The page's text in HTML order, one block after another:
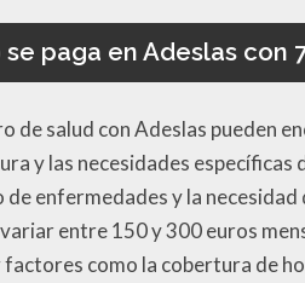
se paga en Adeslas con
de salud con Adeslas pueden
y las necesidades específicas
enfermedades y la
entre 150 y 300 euros
como la cobertura de